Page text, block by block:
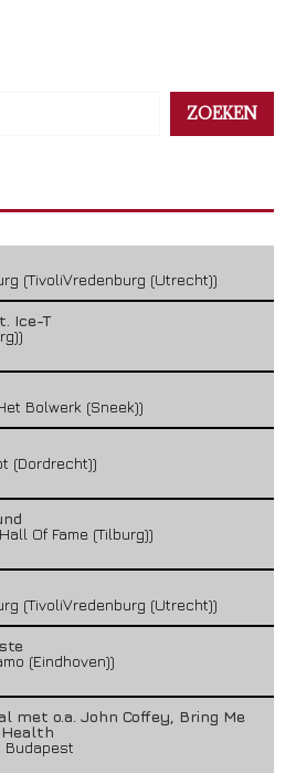
ZOEKEN
(TivoliVredenburg (Utrecht))
Ice-T
Bolwerk (Sneek))
(Dordrecht))
Of Fame (Tilburg))
(TivoliVredenburg (Utrecht))
(Eindhoven))
met o.a. John Coffey, Bring Me
Budapest